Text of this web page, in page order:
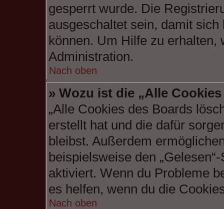
gesperrt wurde. Die
ausgeschaltet sein, damit
können. Um Hilfe zu erhalten,
Administration.
Nach oben
» Wozu ist die „Alle
„Alle Cookies des Boards
erstellt hat und die dafür
bleibst. Außerdem
beispielsweise den
aktiviert. Wenn du Probleme
es helfen, wenn du die
Nach oben